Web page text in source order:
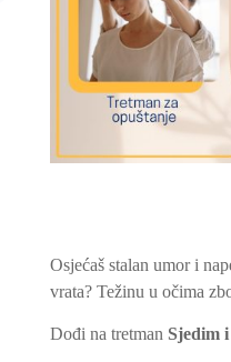
Osjećaš stalan umor i
vrata? Težinu u očima
Dođi na tretman Sjedim